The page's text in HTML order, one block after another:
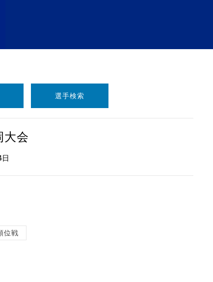
選手検索
大会
位戦